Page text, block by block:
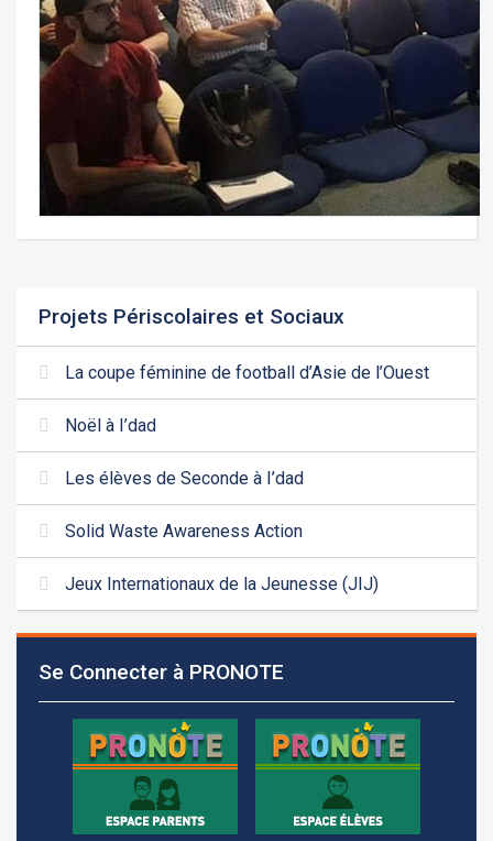
Projets Périscolaires et Sociaux
La coupe féminine de football d’Asie de l’Ouest
Noël à I’dad
Les élèves de Seconde à I’dad
Solid Waste Awareness Action
Jeux Internationaux de la Jeunesse (JIJ)
Se Connecter à PRONOTE